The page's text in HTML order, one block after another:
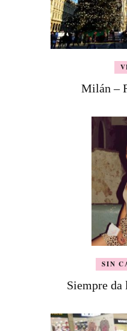
Milán –
SIN
Siempre